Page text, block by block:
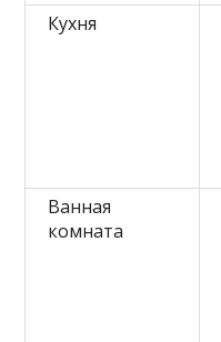
Кухня
Ванная
комната